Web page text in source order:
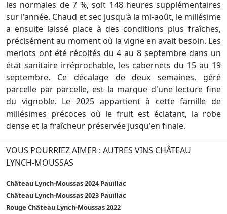
les normales de 7 %, soit 148 heures supplémentaires
sur l'année. Chaud et sec jusqu'à la mi-août, le millésime
a ensuite laissé place à des conditions plus fraîches,
précisément au moment où la vigne en avait besoin. Les
merlots ont été récoltés du 4 au 8 septembre dans un
état sanitaire irréprochable, les cabernets du 15 au 19
septembre. Ce décalage de deux semaines, géré
parcelle par parcelle, est la marque d'une lecture fine
du vignoble. Le 2025 appartient à cette famille de
millésimes précoces où le fruit est éclatant, la robe
dense et la fraîcheur préservée jusqu'en finale.
VOUS POURRIEZ AIMER : AUTRES VINS CHÂTEAU
LYNCH-MOUSSAS
Château Lynch-Moussas 2024 Pauillac
Château Lynch-Moussas 2023 Pauillac
Rouge Château Lynch-Moussas 2022